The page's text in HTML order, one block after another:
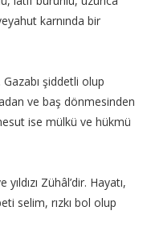
karnında bir
şiddetli olup
ve baş dönmesinden
ise mülkü ve hükmü
Zühâl’dir. Hayatı,
selim, rızkı bol olup